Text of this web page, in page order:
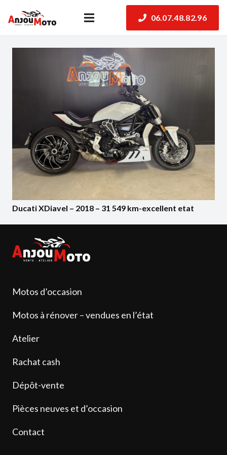
06.07.48.82.96
Ducati XDiavel – 2018 – 31 549 km-excellent etat
Motos d’occasion
Motos à rénover – vendues en l’état
Atelier
Rachat cash
Dépôt-vente
Pièces neuves et d’occasion
Contact